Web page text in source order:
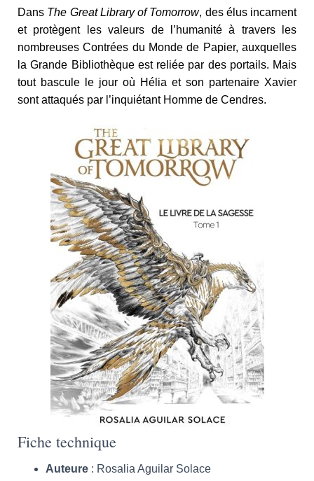
Dans The Great Library of Tomorrow, des élus incarnent
et protègent les valeurs de l’humanité à travers les
nombreuses Contrées du Monde de Papier, auxquelles
la Grande Bibliothèque est reliée par des portails. Mais
tout bascule le jour où Hélia et son partenaire Xavier
sont attaqués par l’inquiétant Homme de Cendres.
Fiche technique
Auteure : Rosalia Aguilar Solace